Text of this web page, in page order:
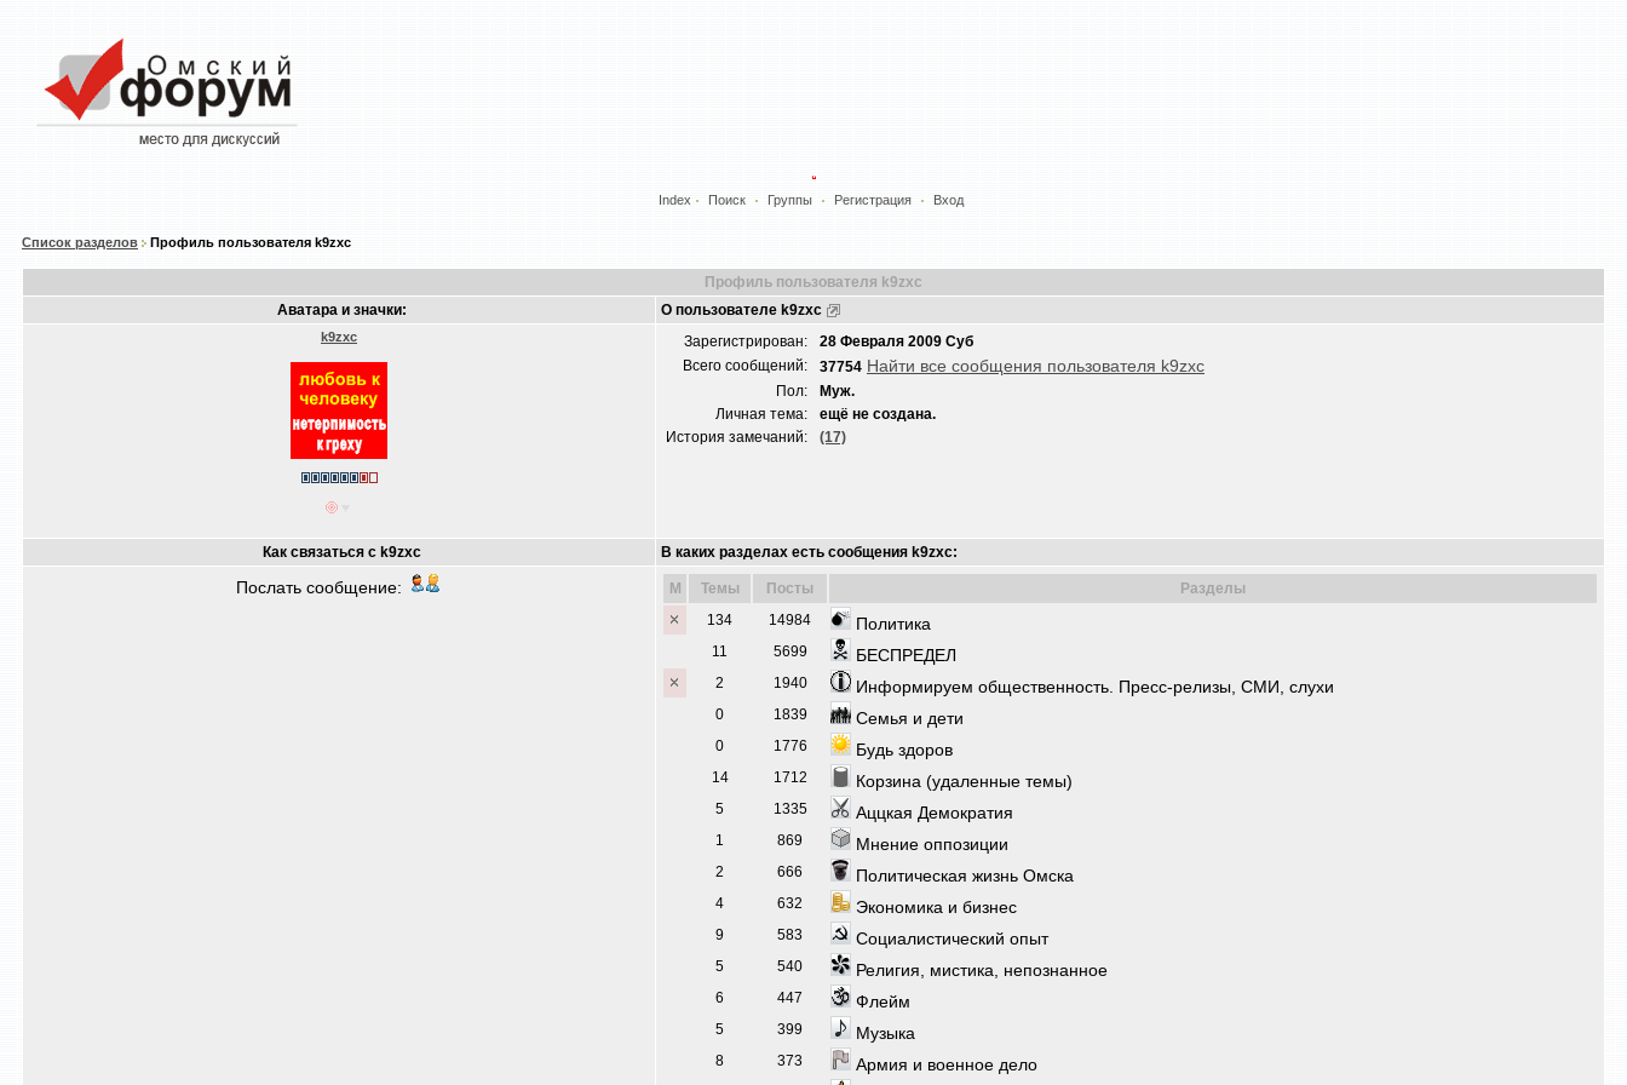
Index Поиск Группы Регистрация Вход
Список разделов Профиль пользователя k9zxc
Профиль пользователя k9zxc
Аватара и значки:
О пользователе k9zxc
k9zxc
Зарегистрирован:
28 Февраля 2009 Суб
Всего сообщений:
37754 Найти все сообщения пользователя k9zxc
Пол:
Муж.
Личная тема:
ещё не создана.
История замечаний:
(17)
Как связаться с k9zxc В каких разделах есть сообщения k9zxc:
Послать сообщение: M Темы Посты Разделы
134 14984 Политика
11 5699 БЕСПРЕДЕЛ
2 1940 Информируем общественность. Пресс-релизы, СМИ, слухи
0 1839 Семья и дети
0 1776 Будь здоров
14 1712 Корзина (удаленные темы)
5 1335 Аццкая Демократия
1 869 Мнение оппозиции
2 666 Политическая жизнь Омска
4 632 Экономика и бизнес
9 583 Социалистический опыт
5 540 Религия, мистика, непознанное
6 447 Флейм
5 399 Музыка
8 373 Армия и военное дело